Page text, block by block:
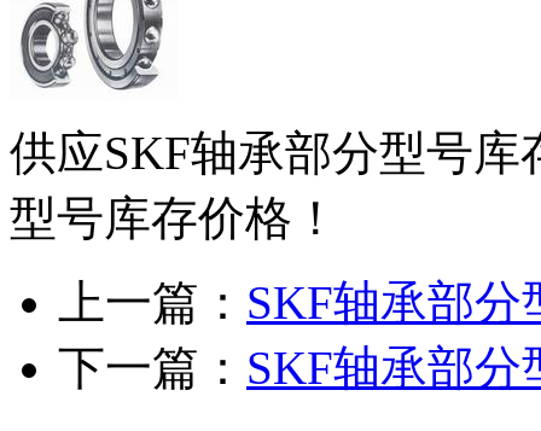
供应SKF轴承部分型号
型号库存价格！
上一篇： SKF轴承部分
下一篇： SKF轴承部分